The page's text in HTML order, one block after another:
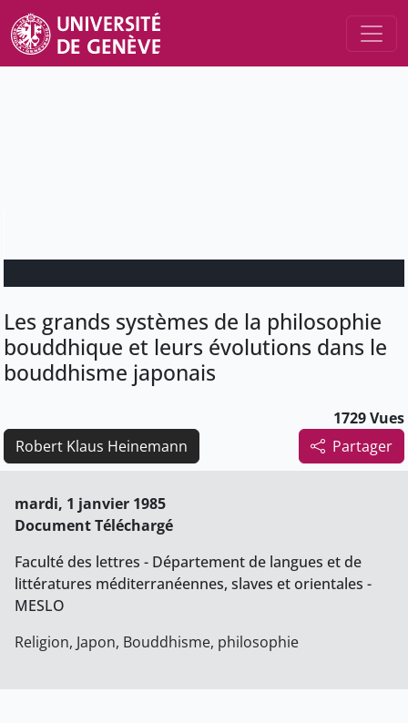
Les grands systèmes de la philosophie
bouddhique et leurs évolutions dans le
bouddhisme japonais
1729 Vues
Partager
Robert Klaus Heinemann
mardi, 1 janvier 1985
Document Téléchargé
Faculté des lettres - Département de langues et de
littératures méditerranéennes, slaves et orientales -
MESLO
Religion, Japon, Bouddhisme, philosophie